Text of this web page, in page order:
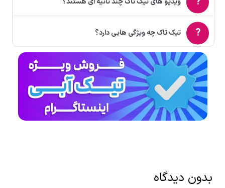
تیک تاک چه ویژگی هایی دارد؟
بدون دیدگاه